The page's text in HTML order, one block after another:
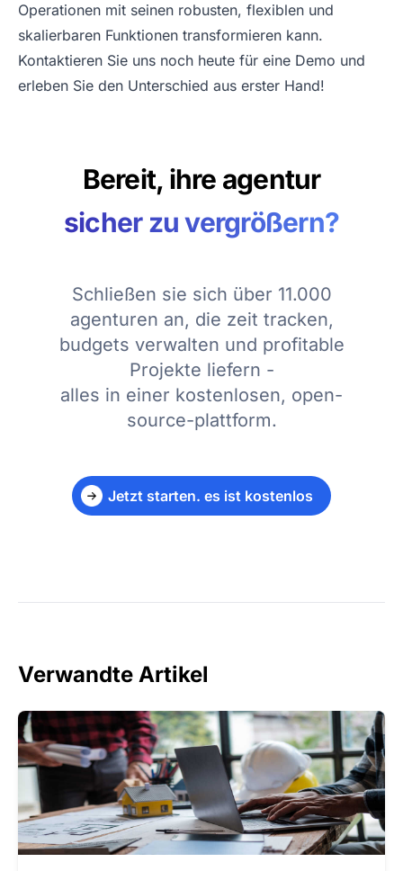
Operationen mit seinen robusten, flexiblen und
skalierbaren Funktionen transformieren kann.
Kontaktieren Sie uns noch heute für eine Demo und
erleben Sie den Unterschied aus erster Hand!
Bereit, ihre agentur
sicher zu vergrößern?
Schließen sie sich über 11.000
agenturen an, die zeit tracken,
budgets verwalten und profitable
Projekte liefern -
alles in einer kostenlosen, open-
source-plattform.
Jetzt starten. es ist kostenlos
Verwandte Artikel